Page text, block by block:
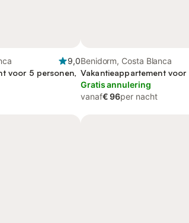
9,0
voor 5 personen,
Benidorm, Costa Blanca
Vakantieappartement voor
Gratis annulering
vanaf€ 96per nacht